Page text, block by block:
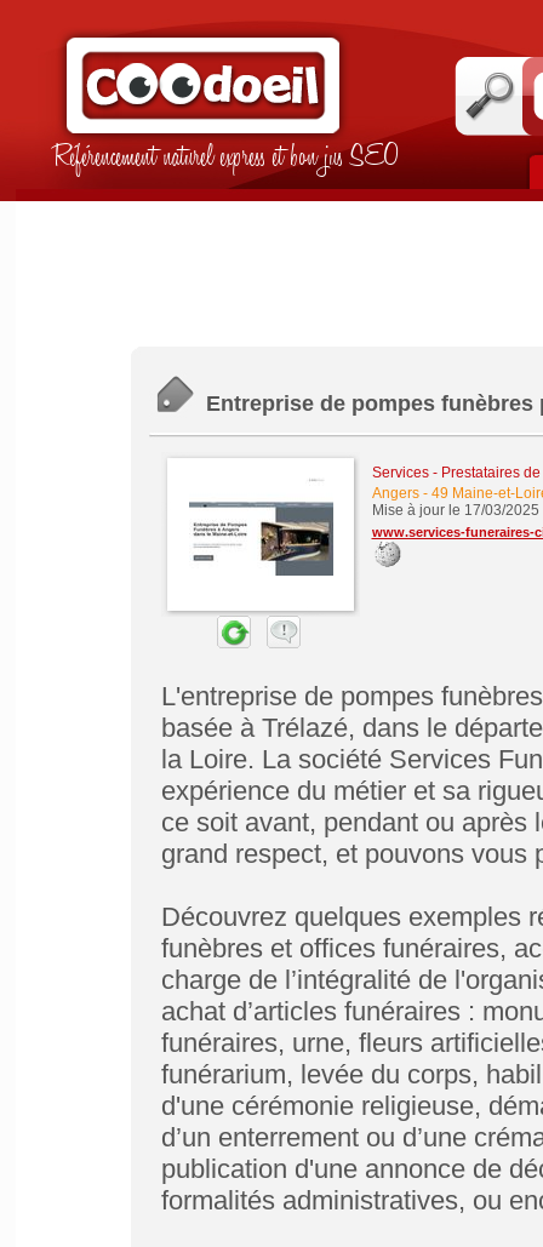
Référencement naturel express et bon jus SEO
Entreprise de pompes funèbres
Services - Prestataires
Angers- 49 Maine-et-
Mise à jour le 17/03/2025
www.services-funeraires-
L'entreprise de pompes
basée à Trélazé, dans le
la Loire. La société Services
expérience du métier et sa
ce soit avant, pendant ou après
grand respect, et pouvons vous
Découvrez quelques exemples
funèbres et offices funéraires,
charge de l’intégralité de
achat d’articles funéraires :
funéraires, urne, fleurs
funérarium, levée du corps,
d'une cérémonie religieuse,
d’un enterrement ou d’une
publication d'une annonce de
formalités administratives, ou